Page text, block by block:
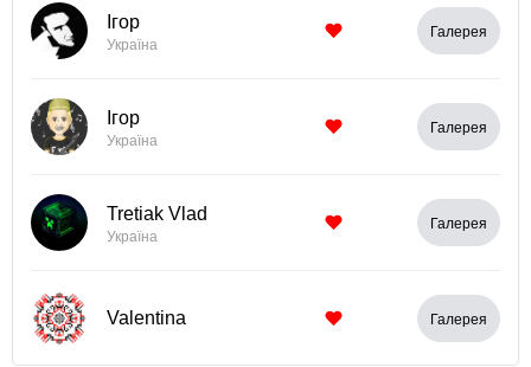
Ігор
Україна
Галерея
Ігор
Україна
Галерея
Tretiak Vlad
Україна
Галерея
Valentina Галерея